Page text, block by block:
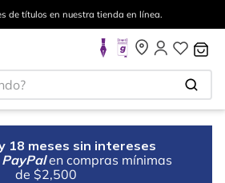
de títulos en nuestra tienda en línea.
18 meses sin intereses
PayPal en compras mínimas
de $2,500